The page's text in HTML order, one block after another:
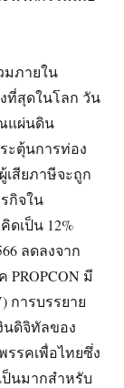
มภายใน
ที่สุดในโลก วัน
แผ่นดิน
ะตุ้นการท่อง
เสียภาษีจะถูก
กิจใน
ดเป็น 12%
ลดลงจาก
มี
การบรรยาย
นดิจิทัลของ
รรคเพื่อไทยซึ่ง
ป็นมากสำหรับ